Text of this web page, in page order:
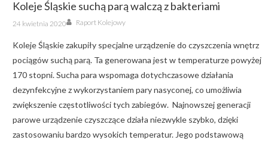
Koleje Śląskie suchą parą walczą z bakteriami
Posted
on
24 kwietnia 2020 Author
Raport Kolejowy
Koleje Śląskie zakupiły specjalne urządzenie do czyszczenia wnętrz
pociągów suchą parą. Ta generowana jest w temperaturze powyżej
170 stopni. Sucha para wspomaga dotychczasowe działania
dezynfekcyjne z wykorzystaniem pary nasyconej, co umożliwia
zwiększenie częstotliwości tych zabiegów. Najnowszej generacji
parowe urządzenie czyszczące działa niezwykle szybko, dzięki
zastosowaniu bardzo wysokich temperatur. Jego podstawową